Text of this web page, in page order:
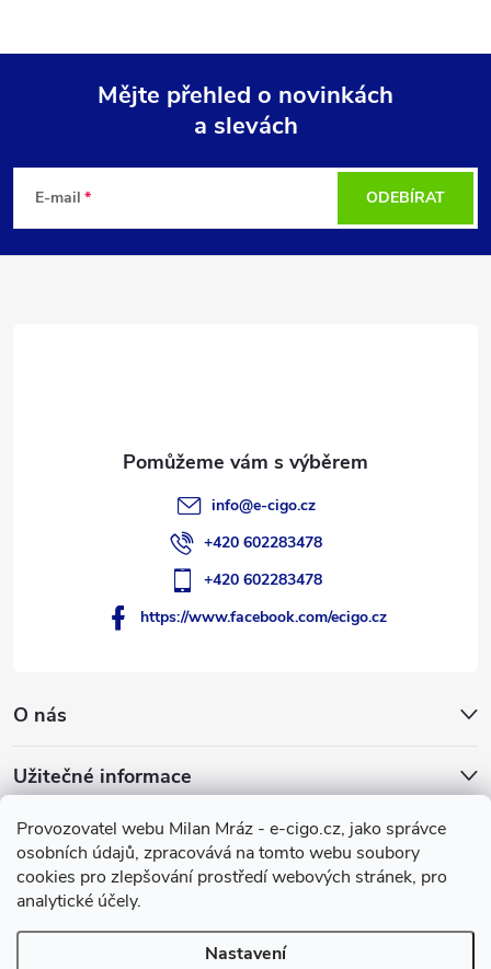
Provozovatel webu Milan Mráz - e-cigo.cz, jako správce
osobních údajů, zpracovává na tomto webu soubory
cookies pro zlepšování prostředí webových stránek, pro
analytické účely.
Nastavení
p
Mějte přehled o novinkách
a slevách
E-mail ODEBÍRAT
O nás
Užitečné informace
Facebook
e-cigo.cz
info@e-cigo.cz
+420 602283478
+420 602283478
https://www.facebook.com/ecigo.cz